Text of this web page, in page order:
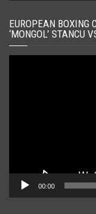
EUROPEAN
‘MONGOL’ STANCU
00:00